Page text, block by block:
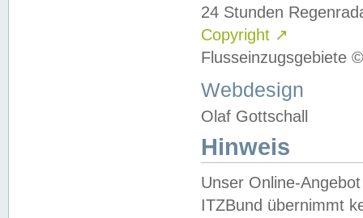
24 Stunden
Copyright ↗
Flusseinzugsgebiete
Webdesign
Olaf Gottschall
Hinweis
Unser Online-
ITZBund übernimmt